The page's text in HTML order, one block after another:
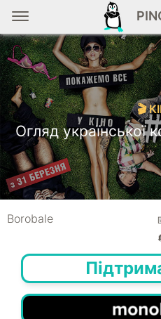
🎬
Огляд української
Borobale